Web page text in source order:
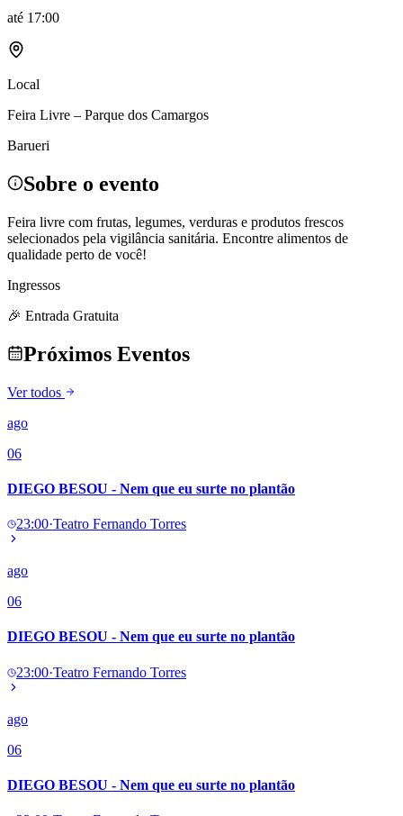
até 17:00
Local
Feira Livre – Parque dos Camargos
Barueri
Sobre o evento
Feira livre com frutas, legumes, verduras e produtos frescos
selecionados pela vigilância sanitária. Encontre alimentos de
qualidade perto de você!
Ingressos
🎉 Entrada Gratuita
Próximos Eventos
Ver todos
ago
06
DIEGO BESOU - Nem que eu surte no plantão
23:00·Teatro Fernando Torres
ago
06
DIEGO BESOU - Nem que eu surte no plantão
23:00·Teatro Fernando Torres
ago
06
DIEGO BESOU - Nem que eu surte no plantão